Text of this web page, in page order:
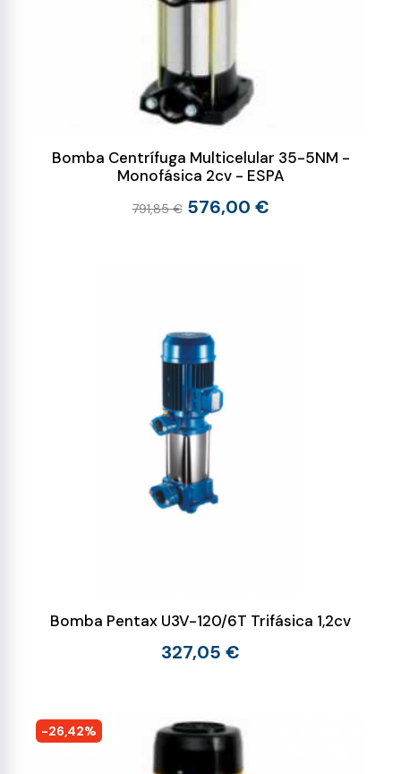
Bomba Centrífuga Multicelular 35-5NM -
Monofásica 2cv - ESPA
791,85 € 576,00 €
Bomba Pentax U3V-120/6T Trifásica 1,2cv
327,05 €
-26,42%